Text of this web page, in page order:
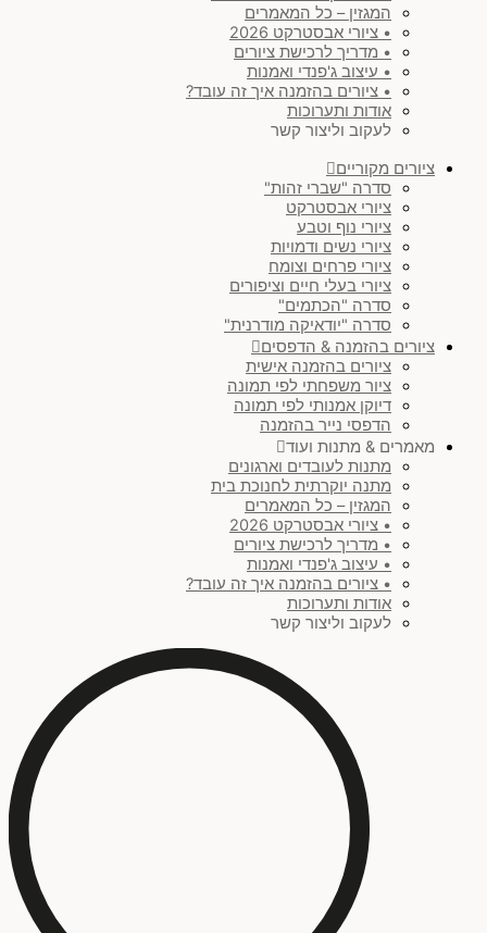
המגזין – כל המאמרים
• ציורי אבסטרקט 2026
• מדריך לרכישת ציורים
• עיצוב ג'פנדי ואמנות
• ציורים בהזמנה איך זה עובד?
אודות ותערוכות
לעקוב וליצור קשר
ציורים מקוריים
סדרה "שברי זהות"
ציורי אבסטרקט
ציורי נוף וטבע
ציורי נשים ודמויות
ציורי פרחים וצומח
ציורי בעלי חיים וציפורים
סדרה "הכתמים"
סדרה "יודאיקה מודרנית"
ציורים בהזמנה & הדפסים
ציורים בהזמנה אישית
ציור משפחתי לפי תמונה
דיוקן אמנותי לפי תמונה
הדפסי נייר בהזמנה
מאמרים & מתנות ועוד
מתנות לעובדים וארגונים
מתנה יוקרתית לחנוכת בית
המגזין – כל המאמרים
• ציורי אבסטרקט 2026
• מדריך לרכישת ציורים
• עיצוב ג'פנדי ואמנות
• ציורים בהזמנה איך זה עובד?
אודות ותערוכות
לעקוב וליצור קשר